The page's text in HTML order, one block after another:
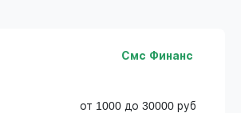
Смс Финанс
от 1000 до 30000 руб